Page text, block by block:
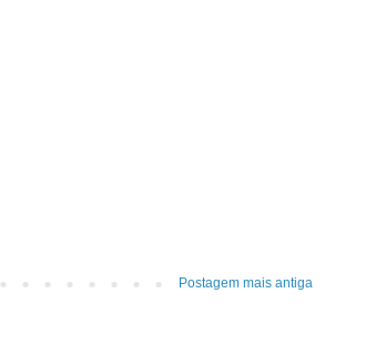
Postagem mais antiga